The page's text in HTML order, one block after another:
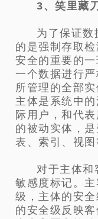
3、笑里藏
为了保证数
的是强制存取
安全的重要的
一个数据进行
所管理的全部
主体是系统中
际用户，和代
的被动实体，
表、索引、视图
对于主体和
敏感度标记。
级，主体的安
的安全级反映